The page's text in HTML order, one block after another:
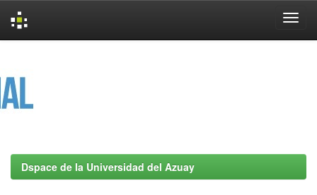
Dspace de la Universidad del Azuay